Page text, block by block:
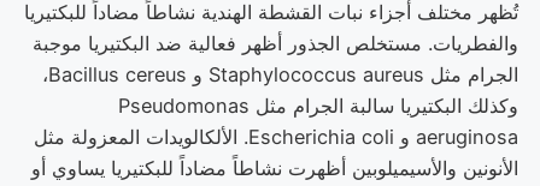
تُظهر مختلف أجزاء نبات القشطة الهندية نشاطاً مضاداً للبكتيريا
والفطريات. مستخلص الجذور أظهر فعالية ضد البكتيريا موجبة
الجرام مثل Staphylococcus aureus و Bacillus cereus،
وكذلك البكتيريا سالبة الجرام مثل Pseudomonas
aeruginosa و Escherichia coli. الألكالويدات المعزولة مثل
الأنونين والأسيميلوبين أظهرت نشاطاً مضاداً للبكتيريا يساوي أو